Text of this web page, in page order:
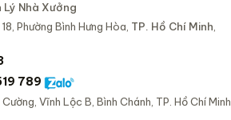
Lý Nhà Xưởng
Phường Bình Hưng Hòa, TP. Hồ Chí Minh
789
Vĩnh Lộc B, Bình Chánh, TP. Hồ Chí Minh